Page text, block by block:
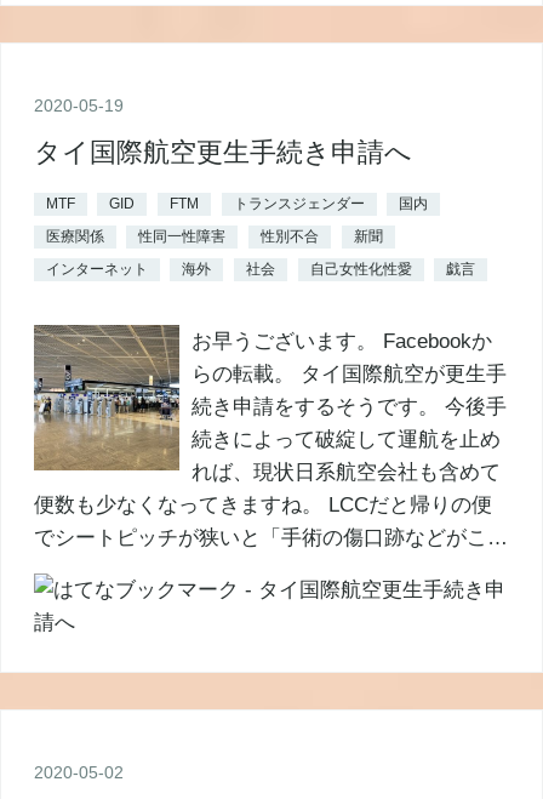
2020-05-19
タイ国際航空更生手続き申請へ
MTF GID FTM トランスジェンダー
国内
医療関係
性同一性障害 性別不合
新聞
インターネット
海外 社会 自己女性化性愛 戯言
お早うございます。 Facebookか
らの転載。 タイ国際航空が更生手
続き申請をするそうです。 今後手
続きによって破綻して運航を止め
れば、現状日系航空会社も含めて
便数も少なくなってきますね。 LCCだと帰りの便
でシートピッチが狭いと「手術の傷口跡などがこ…
2020-05-02